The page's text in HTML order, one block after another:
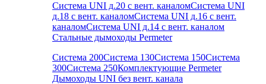
Система UNI д.20 с вент. каналомСистема UNI
д.18 с вент. каналомСистема UNI д.16 с вент.
каналомСистема UNI д.14 с вент. каналом
Стальные дымоходы Permeter
Система 200Система 130Система 150Система
300Система 250Комплектующие Permeter
Дымоходы UNI без вент. канала